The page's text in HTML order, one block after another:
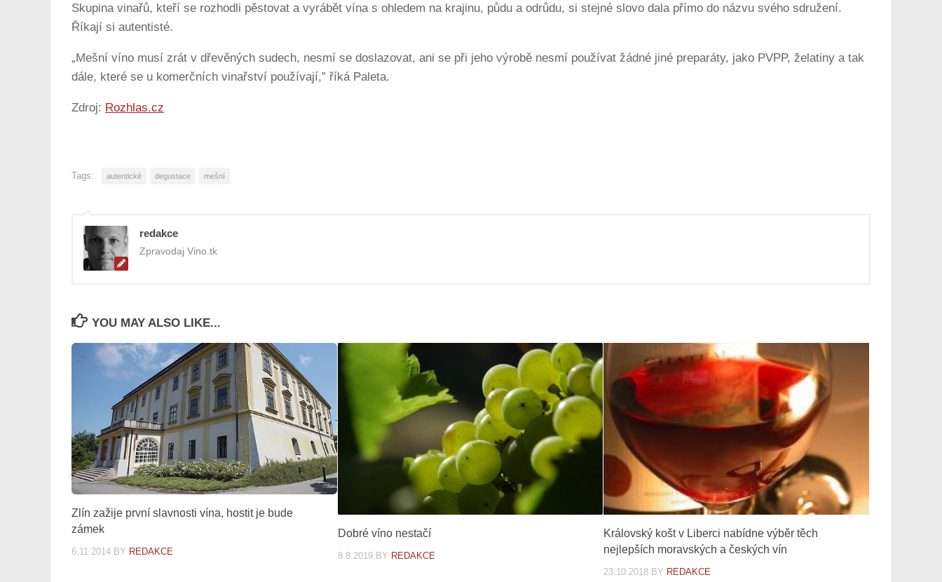
Skupina vinařů, kteří se rozhodli pěstovat a vyrábět vína s ohledem na krajinu, půdu a odrůdu, si stejné slovo dala přímo do názvu svého sdružení.
Říkají si autentisté.
„Mešní víno musí zrát v dřevěných sudech, nesmí se doslazovat, ani se při jeho výrobě nesmí používat žádné jiné preparáty, jako PVPP, želatiny a tak
dále, které se u komerčních vinařství používají,” říká Paleta.
Zdroj: Rozhlas.cz
Tags: autentické degustace mešní
redakce
Zpravodaj Vino.tk
YOU MAY ALSO LIKE...
Zlín zažije první slavnosti vína, hostit je bude
zámek
6.11.2014 BY REDAKCE
Dobré víno nestačí
8.8.2019BY REDAKCE
Královský košt v Liberci nabídne výběr těch
nejlepších moravských a českých vín
23.10.2018 BY REDAKCE